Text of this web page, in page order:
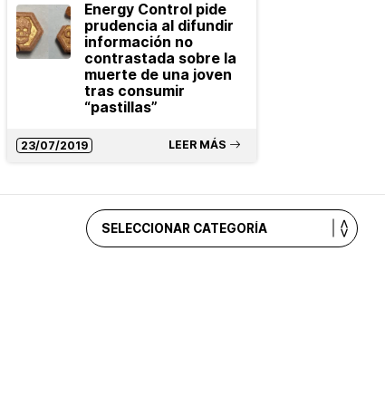
Energy Control pide
prudencia al difundir
información no
contrastada sobre la
muerte de una joven
tras consumir
“pastillas”
23/07/2019 LEER MÁS